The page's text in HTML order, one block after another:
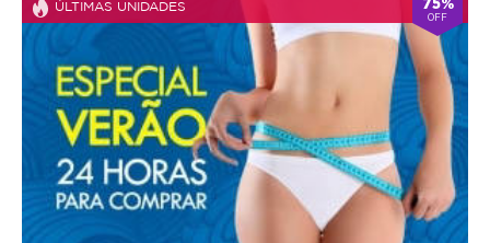
ÚLTIMAS UNIDADES
OFF